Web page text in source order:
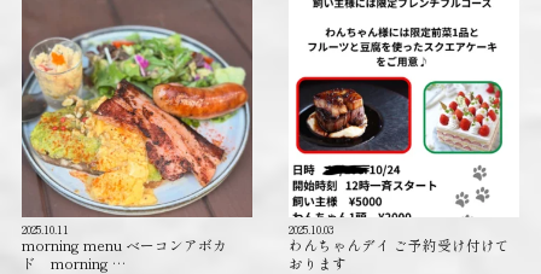
2025.10.11
morning menu ベーコンアボカ
ド morning …
2025.10.03
わんちゃんデイ ご予約受け付けて
おります️